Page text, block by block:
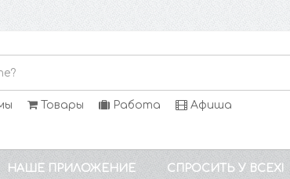
Товары Работа Афиша
НАШЕ ПРИЛОЖЕНИЕ СПРОСИТЬ У ВСЕХ!